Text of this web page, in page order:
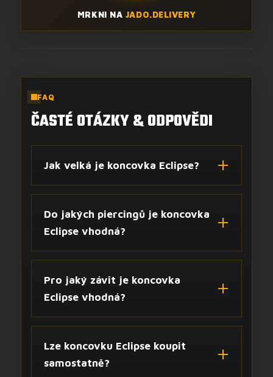
MRKNI NA JADO.DELIVERY
FAQ
ČASTÉ OTÁZKY & ODPOVĚDI
Jak velká je koncovka Eclipse?
Do jakých piercingů je koncovka
Eclipse vhodná?
Pro jaký závit je koncovka
Eclipse vhodná?
Lze koncovku Eclipse koupit
samostatně?